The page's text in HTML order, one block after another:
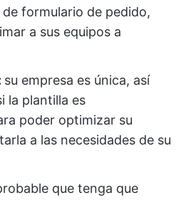
formulario de pedido,
a sus equipos a
su empresa es única, así
la plantilla es
poder optimizar su
a las necesidades de su
que tenga que